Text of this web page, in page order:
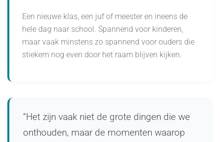
Een nieuwe klas, een juf of meester en ineens de
hele dag naar school. Spannend voor kinderen,
maar vaak minstens zo spannend voor ouders die
stiekem nog even door het raam blijven kijken.
“Het zijn vaak niet de grote dingen die we
onthouden, maar de momenten waarop